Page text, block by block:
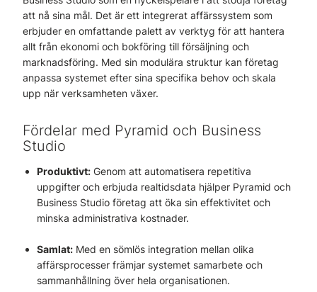
att nå sina mål. Det är ett integrerat affärssystem som
erbjuder en omfattande palett av verktyg för att hantera
allt från ekonomi och bokföring till försäljning och
marknadsföring. Med sin modulära struktur kan företag
anpassa systemet efter sina specifika behov och skala
upp när verksamheten växer.
Fördelar med Pyramid och Business
Studio
Produktivt: Genom att automatisera repetitiva
uppgifter och erbjuda realtidsdata hjälper Pyramid och
Business Studio företag att öka sin effektivitet och
minska administrativa kostnader.
Samlat: Med en sömlös integration mellan olika
affärsprocesser främjar systemet samarbete och
sammanhållning över hela organisationen.